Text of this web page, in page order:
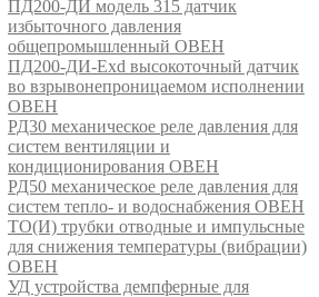
ПД200-ДИ модель 315 датчик
избыточного давления
общепромышленный ОВЕН
ПД200-ДИ-Exd высокоточный датчик
во взрывонепроницаемом исполнении
ОВЕН
РД30 механическое реле давления для
систем вентиляции и
кондиционирования ОВЕН
РД50 механическое реле давления для
систем тепло- и водоснабжения ОВЕН
ТО(И) трубки отводные и импульсные
для снижения температуры (вибрации)
ОВЕН
УД устройства демпферные для